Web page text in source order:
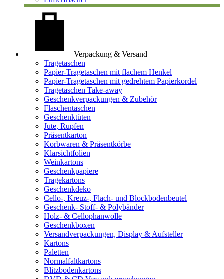
Verpackung & Versand
Tragetaschen
Papier-Tragetaschen mit flachem Henkel
Papier-Tragetaschen mit gedrehtem Papierkordel
Tragetaschen Take-away
Geschenkverpackungen & Zubehör
Flaschentaschen
Geschenktüten
Jute, Rupfen
Präsentkarton
Korbwaren & Präsentkörbe
Klarsichtfolien
Weinkartons
Geschenkpapiere
Tragekartons
Geschenkdeko
Cello-, Kreuz-, Flach- und Blockbodenbeutel
Geschenk- Stoff- & Polybänder
Holz- & Cellophanwolle
Geschenkboxen
Versandverpackungen, Display & Aufsteller
Kartons
Paletten
Normalfaltkartons
Blitzbodenkartons